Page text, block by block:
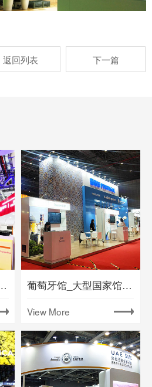
返回列表 下一篇
家馆展台设计 葡萄牙馆_大型国家馆设计
View More